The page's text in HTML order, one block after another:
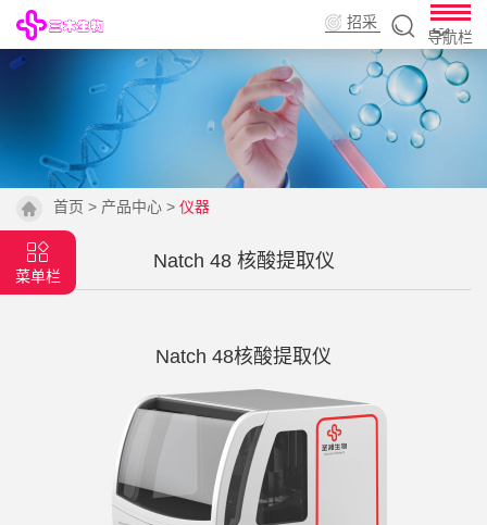
招采
导航栏
首页 > 产品中心 > 仪器
菜单栏
Natch 48 核酸提取仪
Natch 48核酸提取仪